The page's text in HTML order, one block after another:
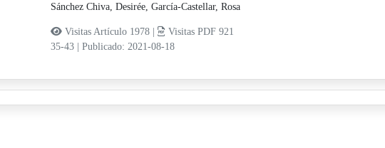
Sánchez Chiva, Desirée, García-Castellar, Rosa
Visitas Artículo 1978 |
Visitas PDF 921
35-43
Publicado: 2021-08-18